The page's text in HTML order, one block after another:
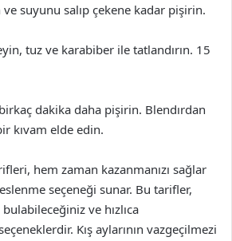
suyunu salıp çekene kadar pişirin.
tuz ve karabiber ile tatlandırın. 15
dakika daha pişirin. Blendırdan
kıvam elde edin.
hem zaman kazanmanızı sağlar
seçeneği sunar. Bu tarifler,
ve hızlıca
Kış aylarının vazgeçilmezi